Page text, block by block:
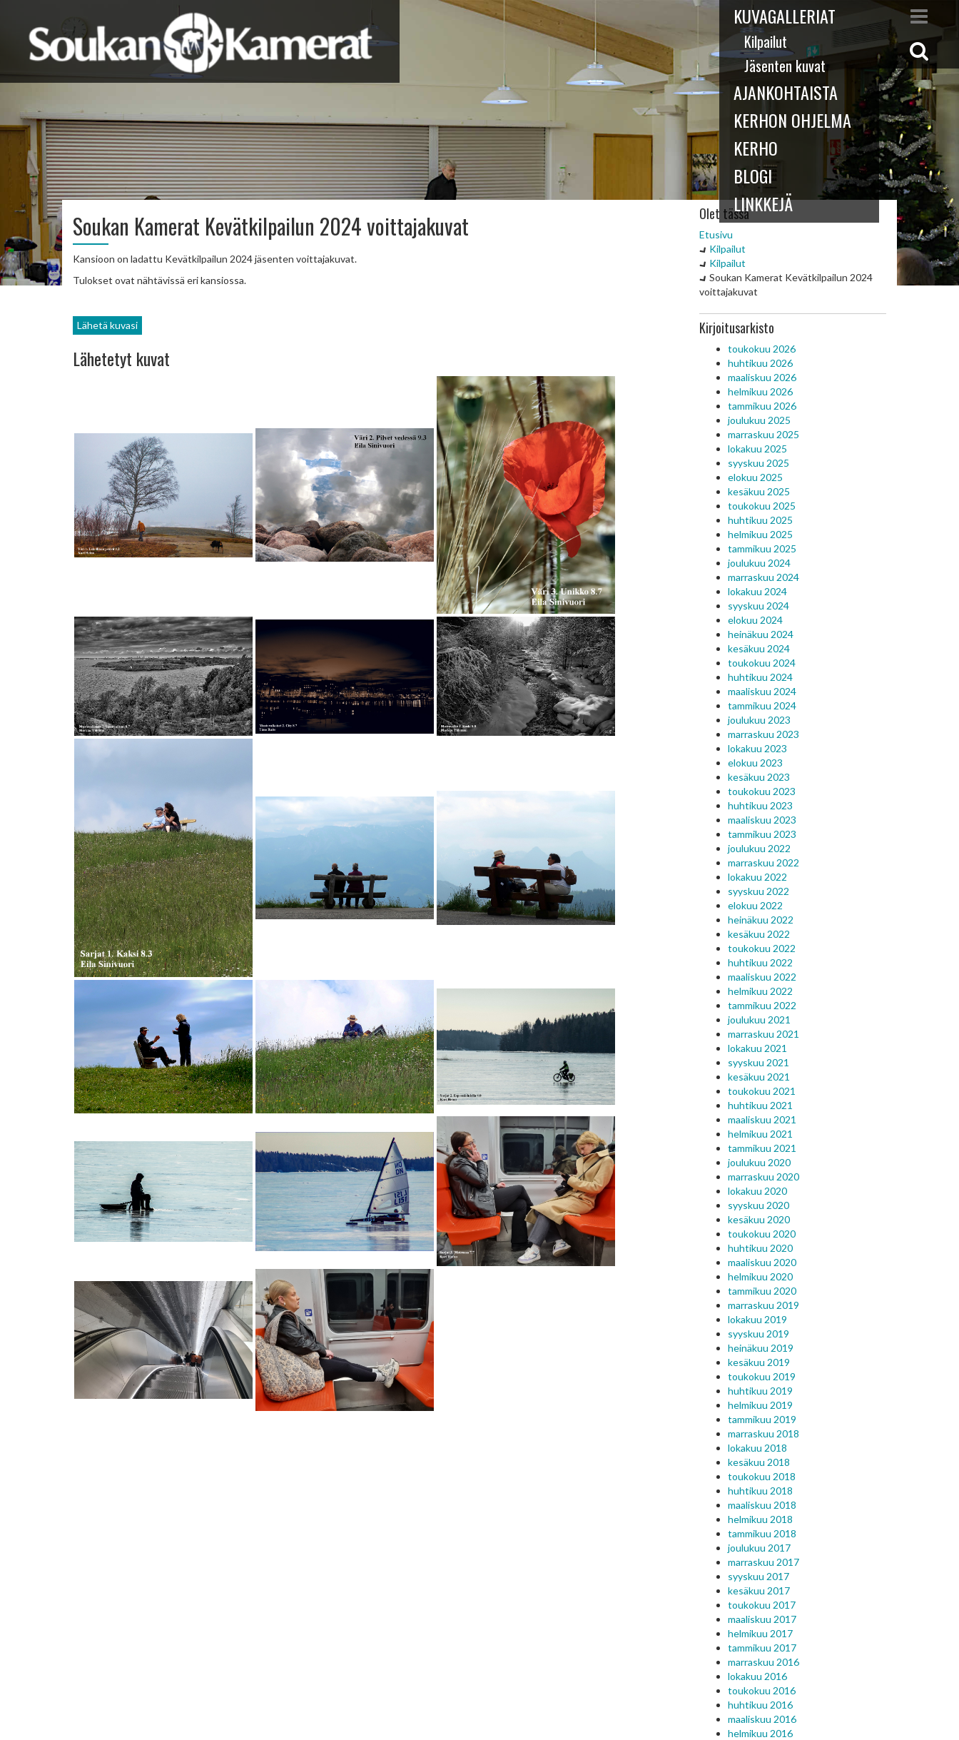
KUVAGALLERIAT
Kilpailut
Jäsenten kuvat
AJANKOHTAISTA
KERHON OHJELMA
KERHO
BLOGI
LINKKEJÄ
Soukan Kamerat Kevätkilpailun 2024 voittajakuvat
Kansioon on ladattu Kevätkilpailun 2024 jäsenten voittajakuvat.
Tulokset ovat nähtävissä eri kansiossa.
Lähetä kuvasi
Lähetetyt kuvat
Olet tässä
Etusivu
Kilpailut
Kilpailut
Soukan Kamerat Kevätkilpailun 2024
voittajakuvat
Kirjoitusarkisto
toukokuu 2026
huhtikuu 2026
maaliskuu 2026
helmikuu 2026
tammikuu 2026
joulukuu 2025
marraskuu 2025
lokakuu 2025
syyskuu 2025
elokuu 2025
kesäkuu 2025
toukokuu 2025
huhtikuu 2025
helmikuu 2025
tammikuu 2025
joulukuu 2024
marraskuu 2024
lokakuu 2024
syyskuu 2024
elokuu 2024
heinäkuu 2024
kesäkuu 2024
toukokuu 2024
huhtikuu 2024
maaliskuu 2024
tammikuu 2024
joulukuu 2023
marraskuu 2023
lokakuu 2023
elokuu 2023
kesäkuu 2023
toukokuu 2023
huhtikuu 2023
maaliskuu 2023
tammikuu 2023
joulukuu 2022
marraskuu 2022
lokakuu 2022
syyskuu 2022
elokuu 2022
heinäkuu 2022
kesäkuu 2022
toukokuu 2022
huhtikuu 2022
maaliskuu 2022
helmikuu 2022
tammikuu 2022
joulukuu 2021
marraskuu 2021
lokakuu 2021
syyskuu 2021
kesäkuu 2021
toukokuu 2021
huhtikuu 2021
maaliskuu 2021
helmikuu 2021
tammikuu 2021
joulukuu 2020
marraskuu 2020
lokakuu 2020
syyskuu 2020
kesäkuu 2020
toukokuu 2020
huhtikuu 2020
maaliskuu 2020
helmikuu 2020
tammikuu 2020
marraskuu 2019
lokakuu 2019
syyskuu 2019
heinäkuu 2019
kesäkuu 2019
toukokuu 2019
huhtikuu 2019
helmikuu 2019
tammikuu 2019
marraskuu 2018
lokakuu 2018
kesäkuu 2018
toukokuu 2018
huhtikuu 2018
maaliskuu 2018
helmikuu 2018
tammikuu 2018
joulukuu 2017
marraskuu 2017
syyskuu 2017
kesäkuu 2017
toukokuu 2017
maaliskuu 2017
helmikuu 2017
tammikuu 2017
marraskuu 2016
lokakuu 2016
toukokuu 2016
huhtikuu 2016
maaliskuu 2016
helmikuu 2016